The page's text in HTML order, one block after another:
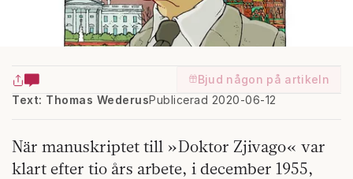
Bjud någon på artikeln
Text: Thomas WederusPublicerad 2020-06-12
När manuskriptet till »Doktor Zjivago« var
klart efter tio års arbete, i december 1955,